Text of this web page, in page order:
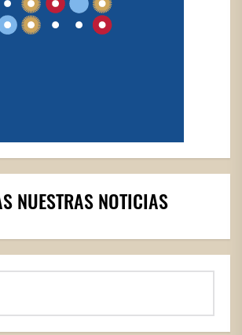
NUESTRAS NOTICIAS